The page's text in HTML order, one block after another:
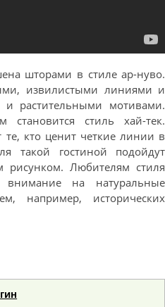
шторами в стиле ар-нуво.
извилистыми линиями и
и растительными мотивами.
становится стиль хай-тек.
те, кто ценит четкие линии в
такой гостиной подойдут
рисунком. Любителям стиля
внимание на натуральные
например, исторических